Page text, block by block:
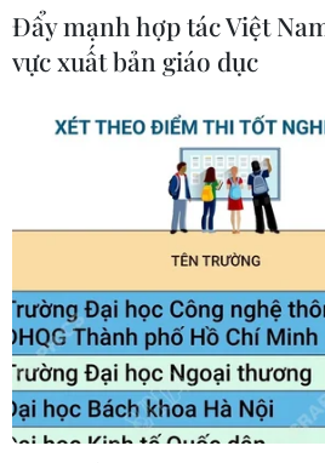
Nhấp chuột để xem kích
Sau 5 ngày thi đấu chính
Đoàn Thể thao Việt Nam đã
chương Vàng, 50 huy
chương Đồng.
Đẩy mạnh hợp tác Việt
vực xuất bản giáo dục